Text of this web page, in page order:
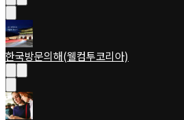
한국방문의해(웰컴투코리아)